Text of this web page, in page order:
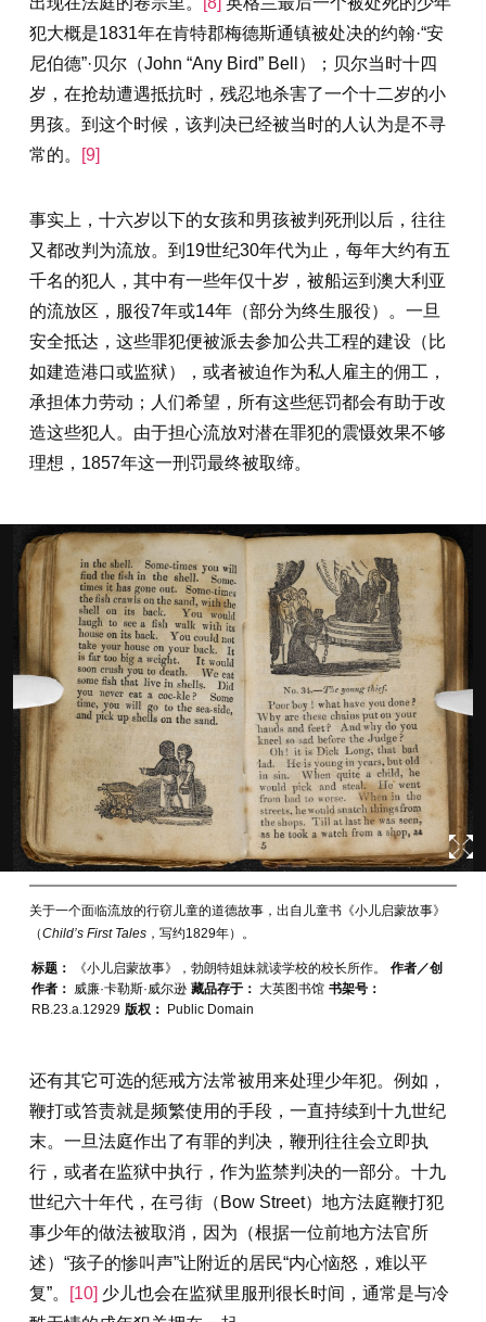
犯大概是1831年在肯特郡梅德斯通镇被处决的约翰·“安
尼伯德”·贝尔（John “Any Bird” Bell）；贝尔当时十四
岁，在抢劫遭遇抵抗时，残忍地杀害了一个十二岁的小
男孩。到这个时候，该判决已经被当时的人认为是不寻
常的。
[9]
事实上，十六岁以下的女孩和男孩被判死刑以后，往往
又都改判为流放。到19世纪30年代为止，每年大约有五
千名的犯人，其中有一些年仅十岁，被船运到澳大利亚
的流放区，服役7年或14年（部分为终生服役）。一旦
安全抵达，这些罪犯便被派去参加公共工程的建设（比
如建造港口或监狱），或者被迫作为私人雇主的佣工，
承担体力劳动；人们希望，所有这些惩罚都会有助于改
造这些犯人。由于担心流放对潜在罪犯的震慑效果不够
理想，1857年这一刑罚最终被取缔。
关于一个面临流放的行窃儿童的道德故事，出自儿童书《小儿启蒙故事》
（Child’s First Tales，写约1829年）。
标题： 《小儿启蒙故事》，勃朗特姐妹就读学校的校长所作。
作者／创
作者： 威廉·卡勒斯·威尔逊 藏品存于： 大英图书馆 书架号：
RB.23.a.12929 版权： Public Domain
还有其它可选的惩戒方法常被用来处理少年犯。例如，
鞭打或笞责就是频繁使用的手段，一直持续到十九世纪
末。一旦法庭作出了有罪的判决，鞭刑往往会立即执
行，或者在监狱中执行，作为监禁判决的一部分。十九
世纪六十年代，在弓街（Bow Street）地方法庭鞭打犯
事少年的做法被取消，因为（根据一位前地方法官所
述）“孩子的惨叫声”让附近的居民“内心恼怒，难以平
复”。
[10] 少儿也会在监狱里服刑很长时间，通常是与冷